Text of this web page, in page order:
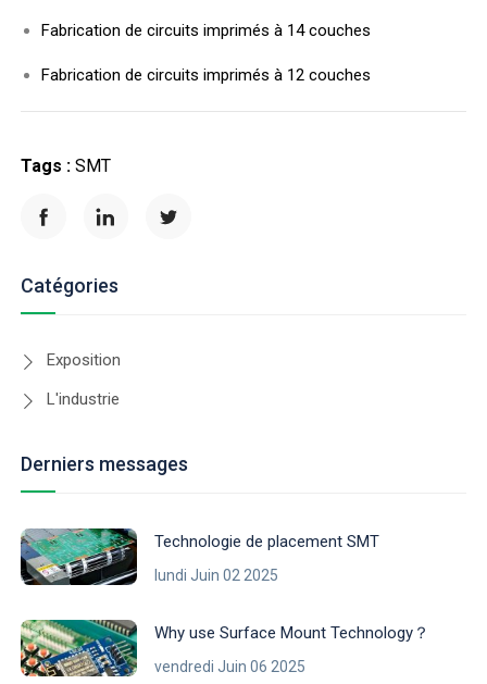
Fabrication de circuits imprimés à 14 couches
Fabrication de circuits imprimés à 12 couches
Tags : SMT
Catégories
Exposition
L'industrie
Derniers messages
Technologie de placement SMT
lundi Juin 02 2025
Why use Surface Mount Technology？
vendredi Juin 06 2025